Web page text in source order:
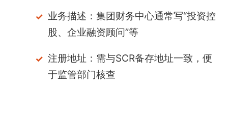
业务描述：集团财务中心通常写“投资控
股、企业融资顾问”等
注册地址：需与SCR备存地址一致，便
于监管部门核查